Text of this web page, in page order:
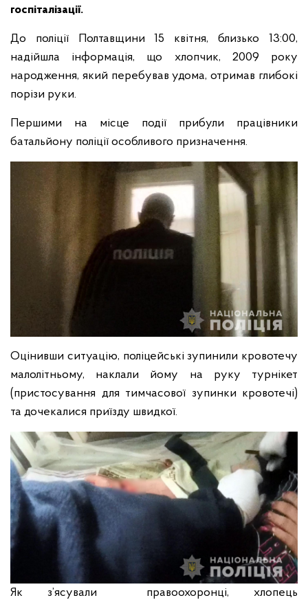
госпіталізації.
До поліції Полтавщини 15 квітня, близько 13:00,
надійшла інформація, що хлопчик, 2009 року
народження, який перебував удома, отримав глибокі
порізи руки.
Першими на місце події прибули працівники
батальйону поліції особливого призначення.
Оцінивши ситуацію, поліцейські зупинили кровотечу
малолітньому, наклали йому на руку турнікет
(пристосування для тимчасової зупинки кровотечі)
та дочекалися приїзду швидкої.
Як з’ясували правоохоронці, хлопець